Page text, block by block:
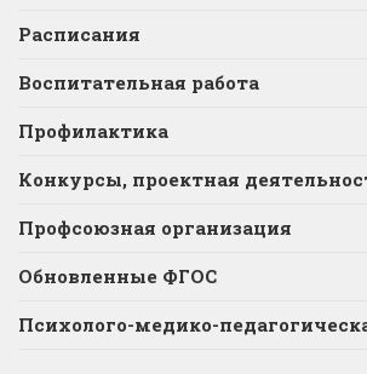
Расписания
Воспитательная работа
Профилактика
Конкурсы, проектная
Профсоюзная организация
Обновленные ФГОС
Психолого-медико-